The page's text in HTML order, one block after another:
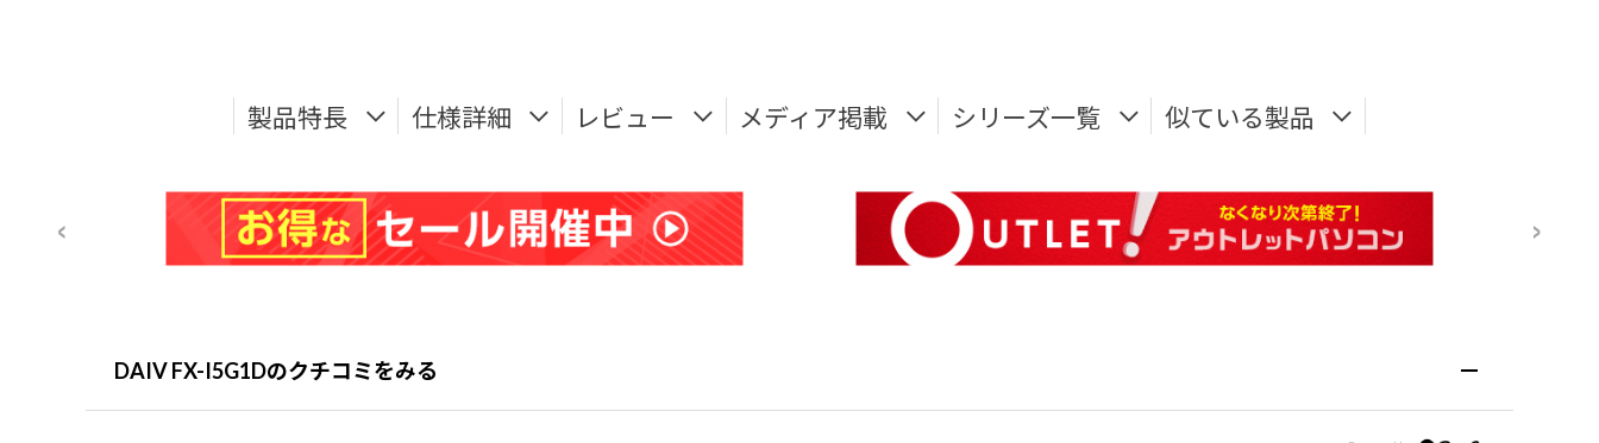
製品特長 仕様詳細 レビュー メディア掲載 シリーズ一覧 似ている製品
DAIV FX-I5G1Dのクチコミをみる